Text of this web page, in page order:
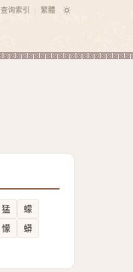
查询索引 繁體
猛
蠓
懞 蟒